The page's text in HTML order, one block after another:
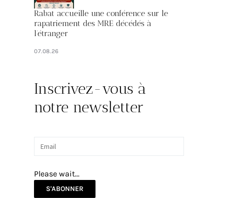
Rabat accueille une conférence sur le
rapatriement des MRE décédés à
l’étranger
07.08.26
Inscrivez-vous à
notre newsletter
Please wait...
S'ABONNER